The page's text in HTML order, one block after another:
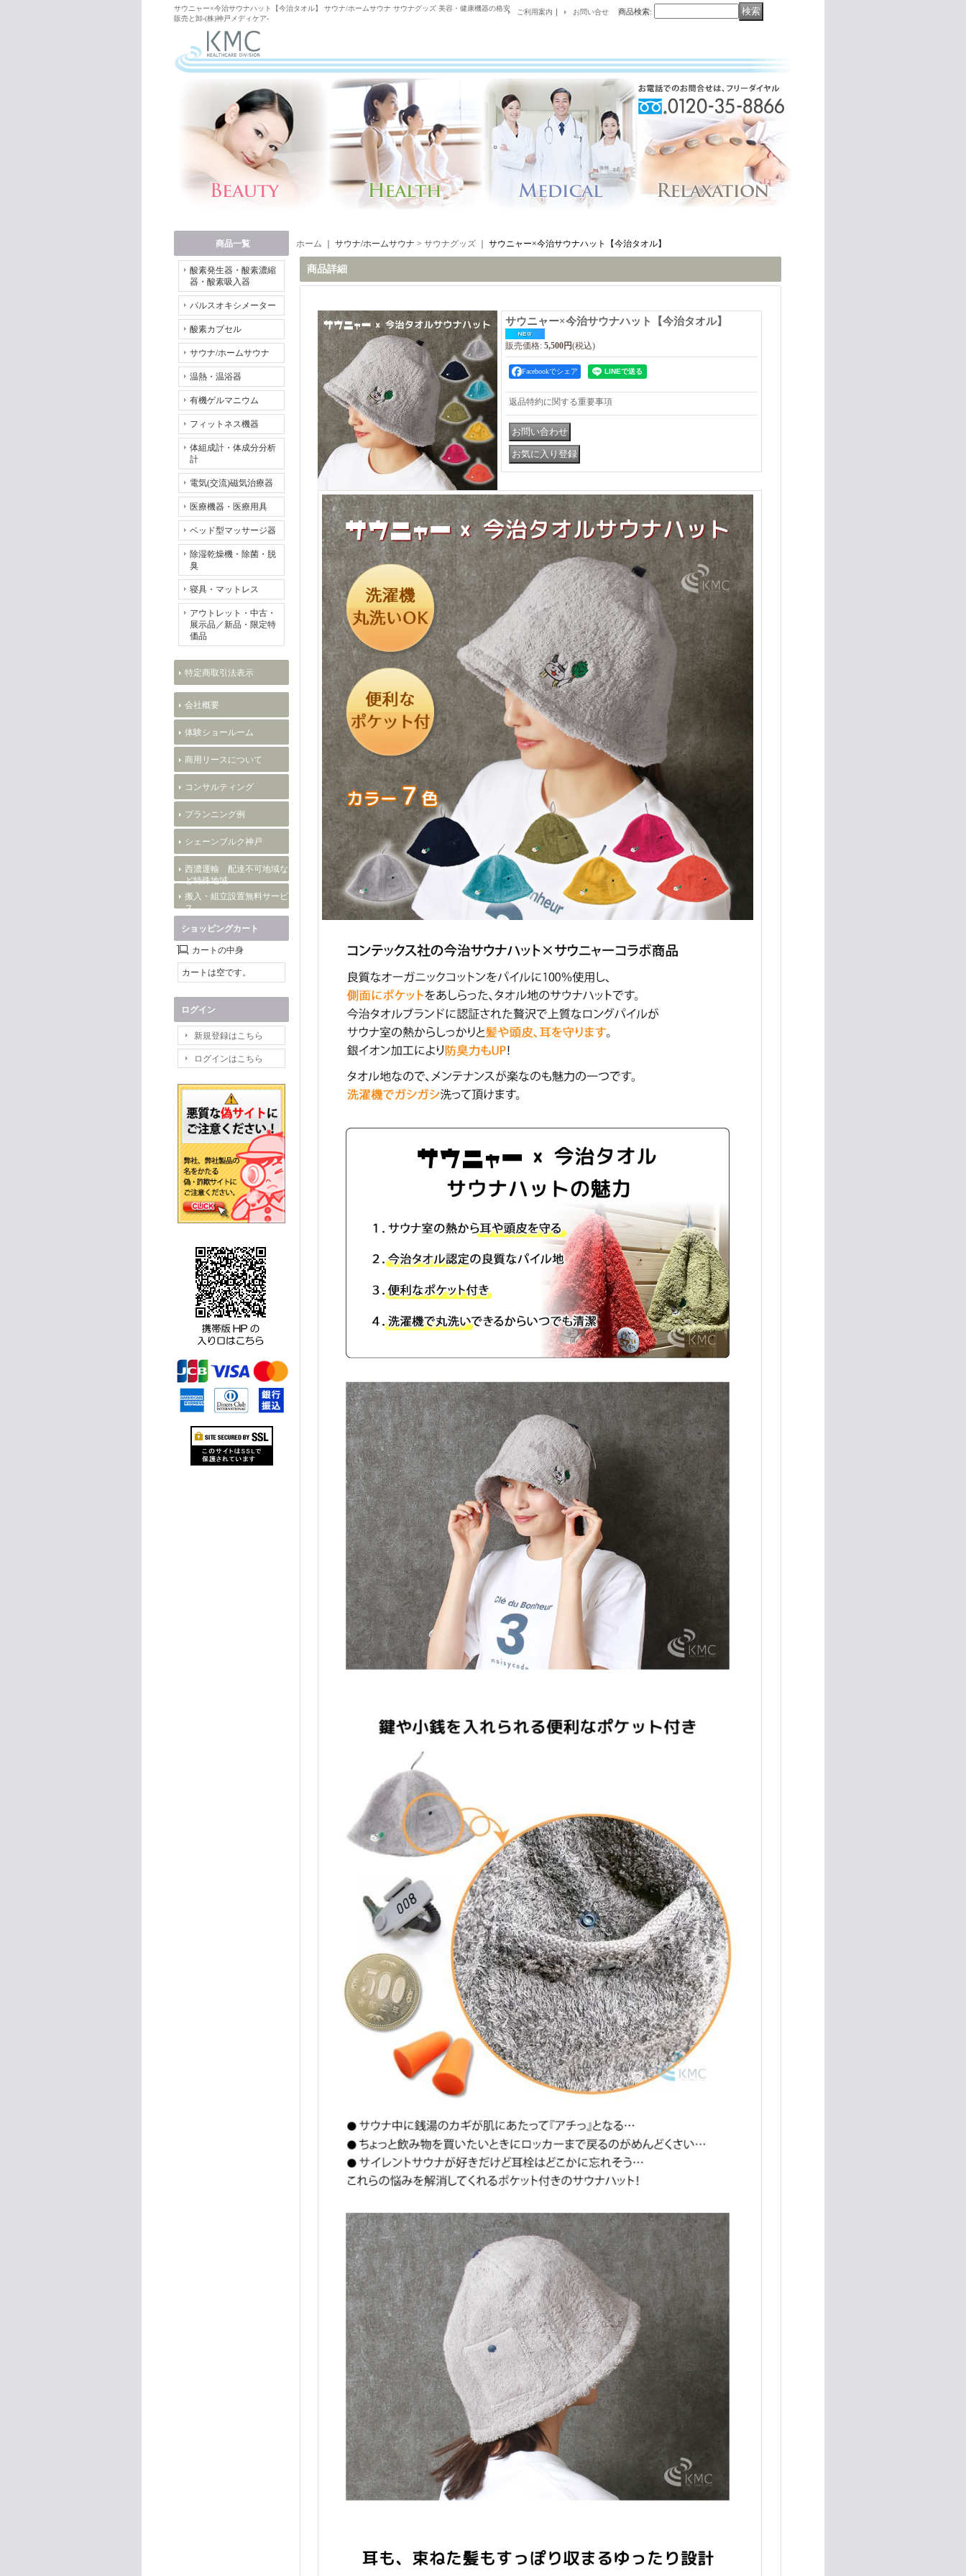
サウニャー×今治サウナハット【今治タオル】 サウナ/ホームサウナ サウナグッズ 美容・健康機器の格安
販売と卸-(株)神戸メディケア-
ご利用案内 ｜ お問い合せ 商品検索:
商品一覧
酸素発生器・酸素濃縮
器・酸素吸入器
パルスオキシメーター
酸素カプセル
サウナ/ホームサウナ
温熱・温浴器
有機ゲルマニウム
フィットネス機器
体組成計・体成分分析
計
電気(交流)磁気治療器
医療機器・医療用具
ベッド型マッサージ器
除湿乾燥機・除菌・脱
臭
寝具・マットレス
アウトレット・中古・
展示品／新品・限定特
価品
特定商取引法表示
会社概要
体験ショールーム
商用リースについて
コンサルティング
プランニング例
シェーンブルク神戸
西濃運輸 配達不可地域な
ど特殊地域
搬入・組立設置無料サービ
ス
ショッピングカート
カートの中身
カートは空です。
ログイン
新規登録はこちら
ログインはこちら
ホーム ｜ サウナ/ホームサウナ > サウナグッズ サウニャー×今治サウナハット【今治タオル】
商品詳細
サウニャー×今治サウナハット【今治タオル】
販売価格: 5,500円(税込)
Facebookでシェア
返品特約に関する重要事項